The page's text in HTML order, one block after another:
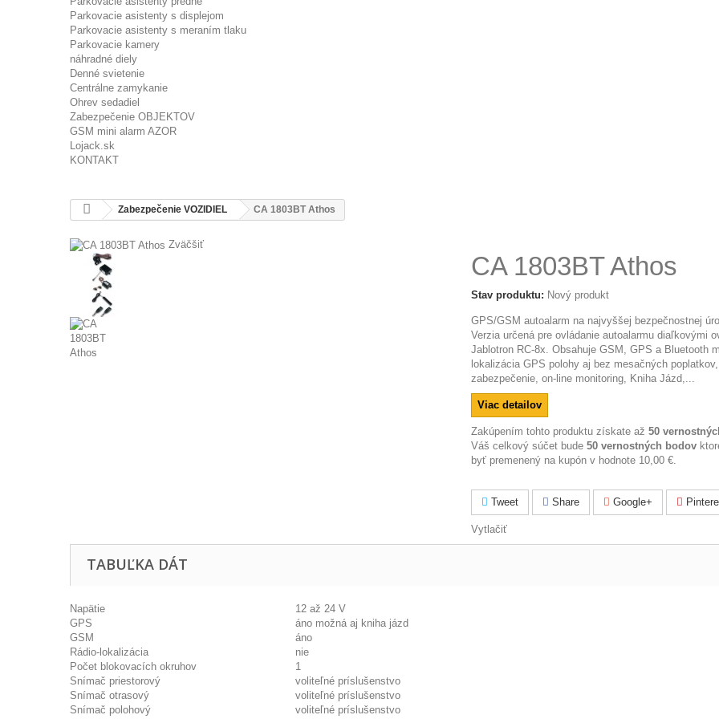
Parkovacie asistenty s displejom
Parkovacie asistenty s meraním tlaku
Parkovacie kamery
náhradné diely
Denné svietenie
Centrálne zamykanie
Ohrev sedadiel
Zabezpečenie OBJEKTOV
GSM mini alarm AZOR
Lojack.sk
KONTAKT
Zabezpečenie VOZIDIEL CA 1803BT Athos
Zväčšiť
CA 1803BT Athos
Stav produktu: Nový produkt
GPS/GSM autoalarm na najvyššej bezpečnostnej
Verzia určená pre ovládanie autoalarmu diaľkovými
Jablotron RC-8x. Obsahuje GSM, GPS a Bluetooth
lokalizácia GPS polohy aj bez mesačných poplatkov,
zabezpečenie, on-line monitoring, Kniha Jázd,...
Viac detailov
Zakúpením tohto produktu získate až 50
Váš celkový súčet bude 50 vernostných bodov
byť premenený na kupón v hodnote 10,00 €.
Tweet Share Google+
Vytlačiť
TABUĽKA DÁT
Napätie
12 až 24 V
GPS
áno možná aj kniha jázd
GSM
áno
Rádio-lokalizácia
nie
Počet blokovacích okruhov
1
Snímač priestorový
voliteľné príslušenstvo
Snímač otrasový
voliteľné príslušenstvo
Snímač polohový
voliteľné príslušenstvo